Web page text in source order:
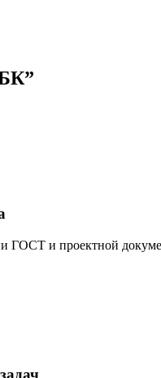
ГОСТ и проектной